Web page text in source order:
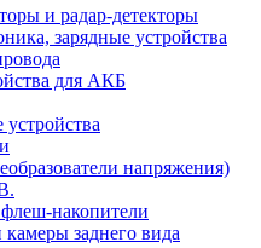
и радар-детекторы
зарядные устройства
для АКБ
напряжения)
накопители
заднего вида